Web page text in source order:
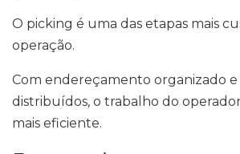
O picking é uma das etapas mais
operação.
Com endereçamento organizado e
distribuídos, o trabalho do
mais eficiente.